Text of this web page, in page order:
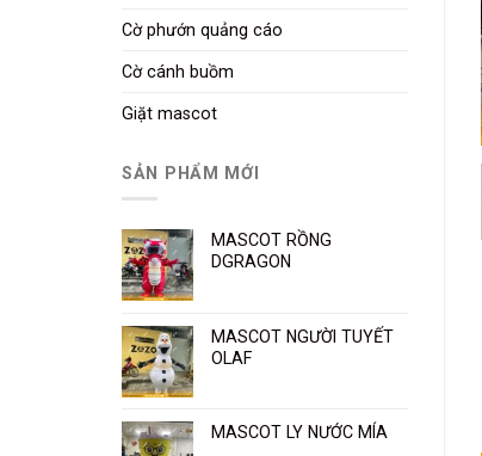
Cờ phướn quảng cáo
Cờ cánh buồm
Giặt mascot
SẢN PHẨM MỚI
MASCOT RỒNG
DGRAGON
MASCOT NGƯỜI TUYẾT
OLAF
MASCOT LY NƯỚC MÍA